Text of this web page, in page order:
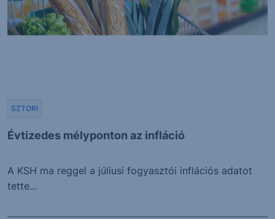
Évtizedes mélyponton az infláció
SZTORI
A KSH ma reggel a júliusi fogyasztói inflációs adatot
tette...